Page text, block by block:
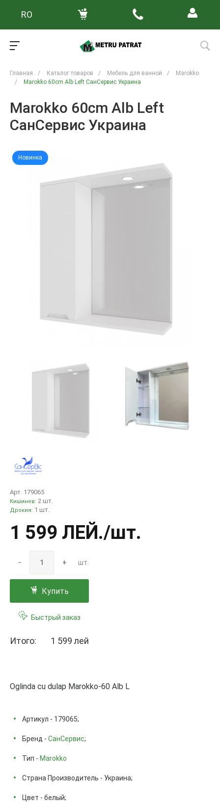
RO
Главная / Каталог товаров / Мебель для ванной /
Marokko
/
Marokko 60cm Alb Left СанСервис Украина
Marokko 60cm Alb Left
СанСервис Украина
Новинка
Арт. 179065
Кишинев: 2 шт.
Дрокия: 1 шт.
1 599 ЛЕЙ./шт.
- + шт.
Купить
Быстрый заказ
Итого: 1 599 лей
Oglinda cu dulap Marokko-60 Alb L
Артикул - 179065;
Бренд - СанСервис;
Тип - Marokko
Страна Производитель - Украина;
Цвет - белый;